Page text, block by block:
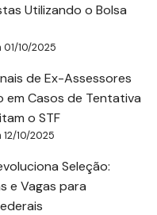
Utilizando o Bolsa
10/2025
de Ex-Assessores
em Casos de Tentativa
o STF
10/2025
Seleção:
e Vagas para